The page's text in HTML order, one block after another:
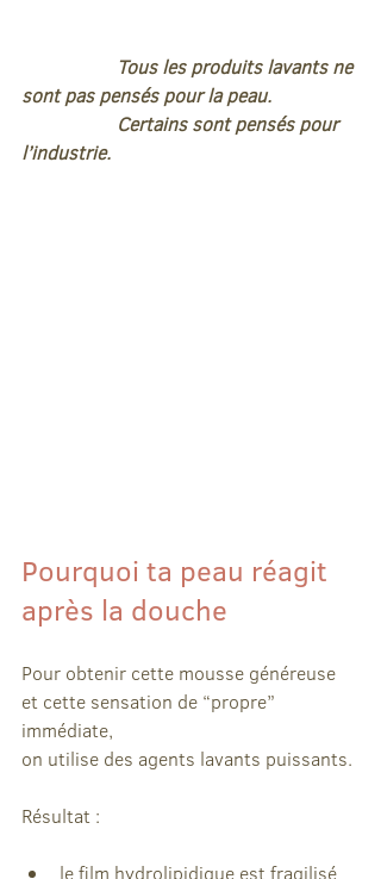
sont pas pensés pour la peau.
l’industrie.
Pourquoi ta peau réagit
après la douche
Pour obtenir cette mousse généreuse
et cette sensation de “propre”
immédiate,
on utilise des agents lavants puissants.
Résultat :
le film hydrolipidique est fragilisé